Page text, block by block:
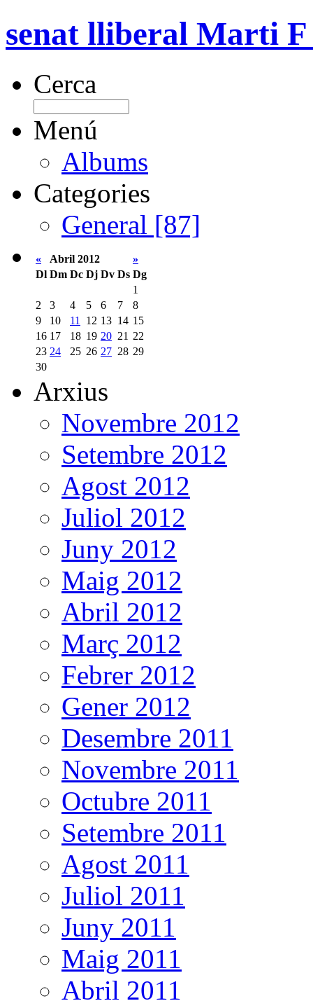
senat lliberal Marti
Cerca
Menú
Albums
Categories
General [87]
« Abril 2012
»
Dl Dm Dc Dj Dv Ds Dg
1
2
3 4 5 6 7
8
9
10 11 12 13 14 15
16 17 18 19 20 21 22
23 24 25 26 27 28 29
30
Arxius
Novembre 2012
Setembre 2012
Agost 2012
Juliol 2012
Juny 2012
Maig 2012
Abril 2012
Març 2012
Febrer 2012
Gener 2012
Desembre 2011
Novembre 2011
Octubre 2011
Setembre 2011
Agost 2011
Juliol 2011
Juny 2011
Maig 2011
Abril 2011